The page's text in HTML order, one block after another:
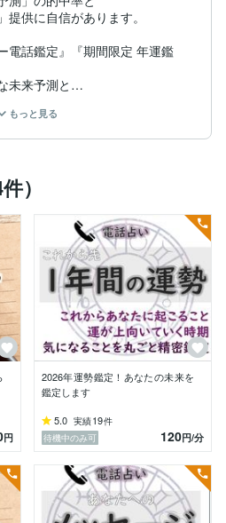
供に自信があります。
電話鑑定』『期間限定 年運鑑
未来予測と
状態
エネルギー状態
時期
うなこと
るステージを理解し攻略するこ
楽しむ時期」という時に「仕事
ても上手くいきません。
というステージをさっさとクリ
活躍する」ステージにすぐ上が
と
識、求めるもの
未来
もっと見る
）
円
2026年運勢鑑定！あなたの未来を
鑑定します
5.0 実績19件
待機中のみ可
120円/分